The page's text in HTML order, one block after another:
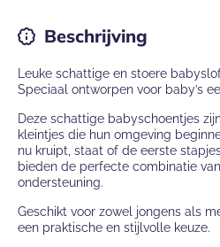
Beschrijving
Leuke schattige en stoere
Speciaal ontworpen voor baby’s
Deze schattige babyschoentjes
kleintjes die hun omgeving
nu kruipt, staat of de eerste
bieden de perfecte combinatie
ondersteuning.
Geschikt voor zowel jongens als
een praktische en stijlvolle keuze.